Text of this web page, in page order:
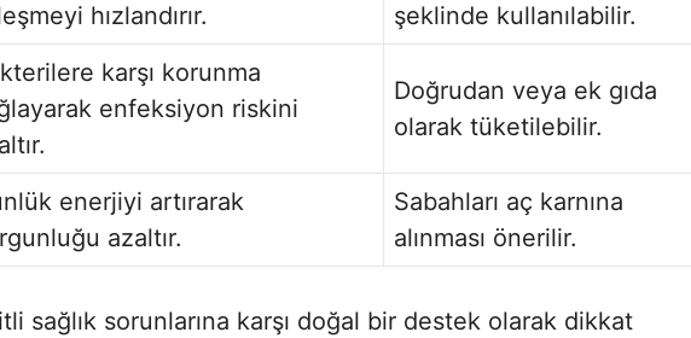
hızlandırır.
şeklinde kullanılabilir.
karşı korunma
enfeksiyon riskini
Doğrudan veya ek gıda
olarak tüketilebilir.
enerjiyi artırarak
azaltır.
Sabahları aç karnına
alınması önerilir.
sağlık sorunlarına karşı doğal bir destek olarak dikkat